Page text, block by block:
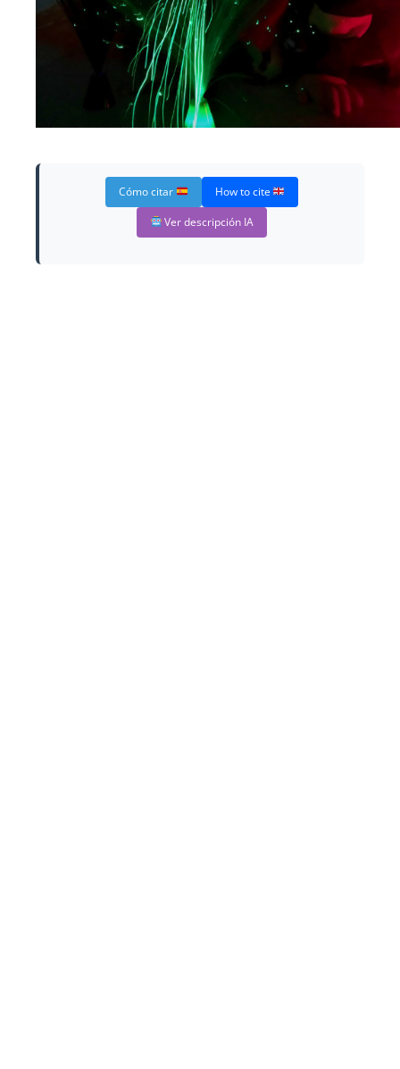
Cómo citar
How to cite
Ver descripción IA